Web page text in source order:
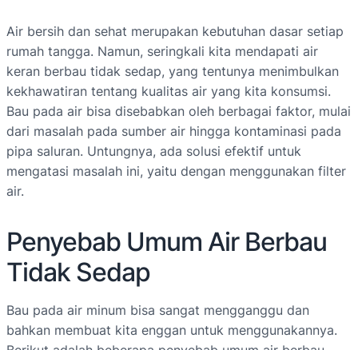
Air bersih dan sehat merupakan kebutuhan dasar setiap
rumah tangga. Namun, seringkali kita mendapati air
keran berbau tidak sedap, yang tentunya menimbulkan
kekhawatiran tentang kualitas air yang kita konsumsi.
Bau pada air bisa disebabkan oleh berbagai faktor, mulai
dari masalah pada sumber air hingga kontaminasi pada
pipa saluran. Untungnya, ada solusi efektif untuk
mengatasi masalah ini, yaitu dengan menggunakan filter
air.
Penyebab Umum Air Berbau
Tidak Sedap
Bau pada air minum bisa sangat mengganggu dan
bahkan membuat kita enggan untuk menggunakannya.